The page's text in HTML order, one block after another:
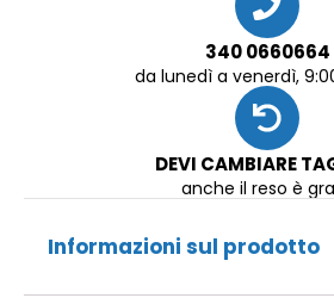
340 0660664
da lunedì a venerdì,
DEVI CAMBIARE
anche il reso è
Informazioni sul prodotto